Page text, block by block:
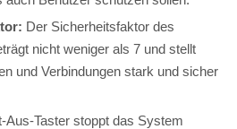
Der Sicherheitsfaktor des
nicht weniger als 7 und stellt
und Verbindungen stark und sicher
Aus-Taster stoppt das System